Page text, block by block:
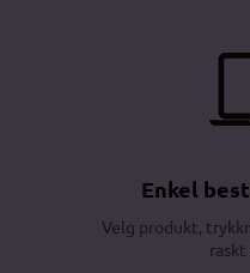
Enkel
Velg produkt,